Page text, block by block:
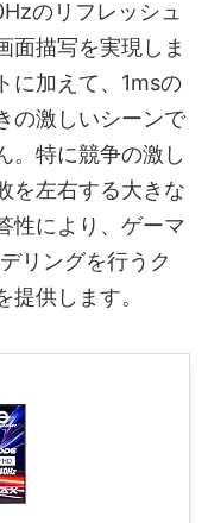
のリフレッシュ
面描写を実現しま
に加えて、1msの
の激しいシーンで
。特に競争の激し
を左右する大きな
性により、ゲーマ
リングを行うク
供します。